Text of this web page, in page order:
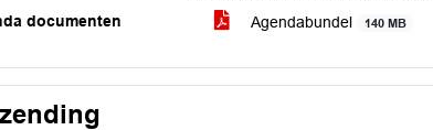
documenten
Agendabundel 140 MB